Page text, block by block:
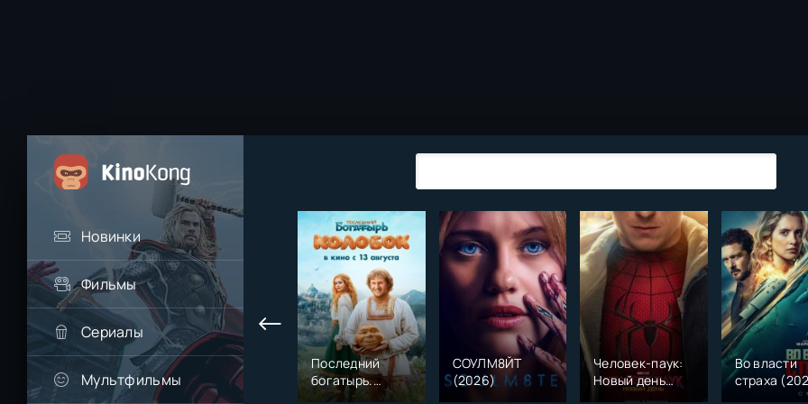
Новинки
Фильмы
Сериалы
Мультфильмы
Последний
богатырь.
Колобок (2026)
СОУЛМ8ЙТ
(2026)
Человек-паук:
Новый день
(2026)
Во власти
страха